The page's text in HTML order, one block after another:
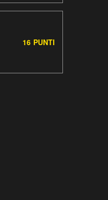
16 PUNTI